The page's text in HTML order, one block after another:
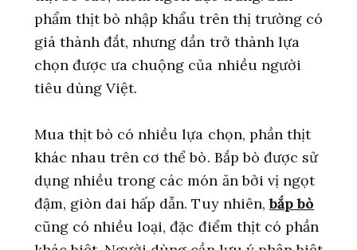
phẩm thịt bò nhập khẩu trên thị trường có
giá thành đắt, nhưng dần trở thành lựa
chọn được ưa chuộng của nhiều người
tiêu dùng Việt.
Mua thịt bò có nhiều lựa chọn, phần thịt
khác nhau trên cơ thể bò. Bắp bò được sử
dụng nhiều trong các món ăn bởi vị ngọt
đậm, giòn dai hấp dẫn. Tuy nhiên,bắp bò
cũng có nhiều loại, đặc điểm thịt có phần